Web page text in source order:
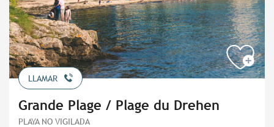
LLAMAR
Grande Plage / Plage du Drehen
PLAYA NO VIGILADA